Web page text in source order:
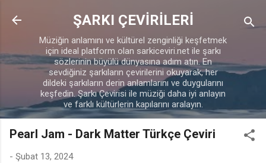
Ana içeriğe atla
ŞARKI ÇEVİRİLERİ
Müziğin anlamını ve kültürel zenginliği keşfetmek
için ideal platform olan sarkiceviri.net ile şarkı
sözlerinin büyülü dünyasına adım atın. En
sevdiğiniz şarkıların çevirilerini okuyarak, her
dildeki şarkıların derin anlamlarını ve duygularını
keşfedin. Şarkı Çevirisi ile müziği daha iyi anlayın
ve farklı kültürlerin kapılarını aralayın.
Pearl Jam - Dark Matter Türkçe Çeviri
- Şubat 13, 2024